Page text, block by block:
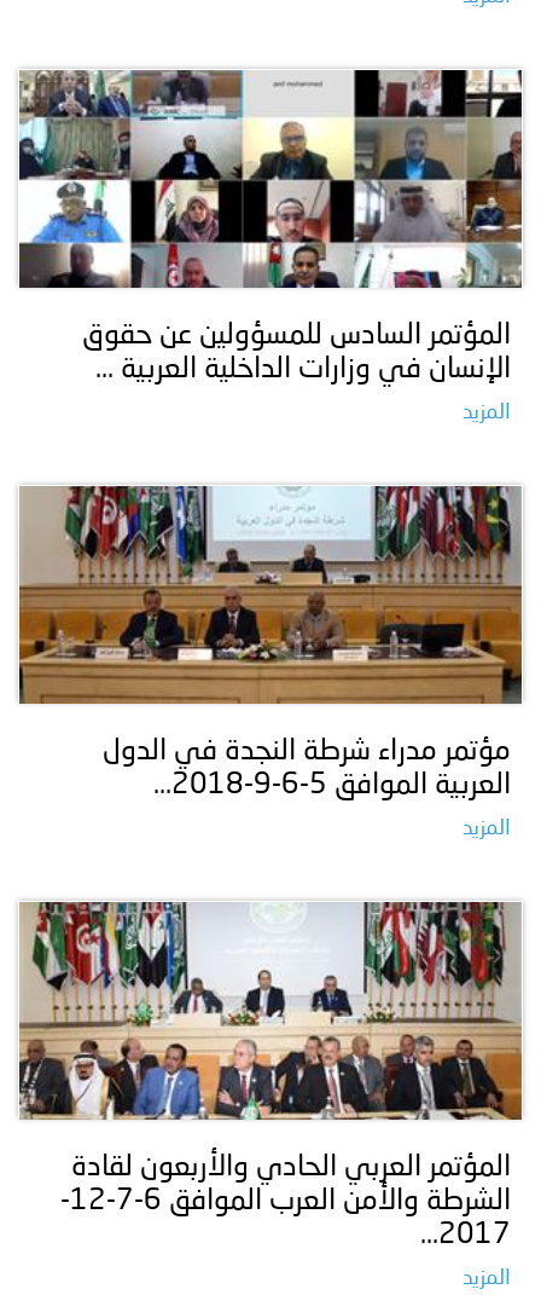
المؤتمر السادس للمسؤولين عن حقوق
الإنسان في وزارات الداخلية العربية ...
المزيد
مؤتمر مدراء شرطة النجدة في الدول
العربية الموافق 5-6-9-2018...
المزيد
المؤتمر العربي الحادي والأربعون لقادة
الشرطة والأمن العرب الموافق 6-7-12-
2017...
المزيد